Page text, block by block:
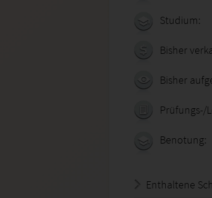
Studium:
Bisher
Bisher
Prüfungs-/
Benotung:
Enthaltene